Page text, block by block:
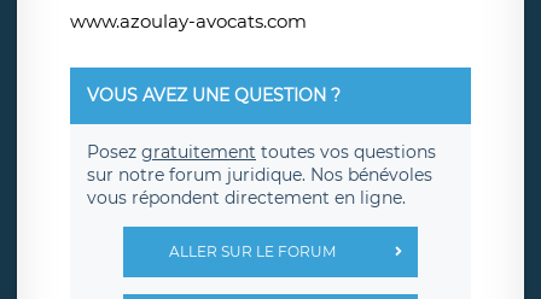
www.azoulay-avocats.com
VOUS AVEZ UNE QUESTION ?
Posez gratuitement toutes vos questions
sur notre forum juridique. Nos bénévoles
vous répondent directement en ligne.
ALLER SUR LE FORUM